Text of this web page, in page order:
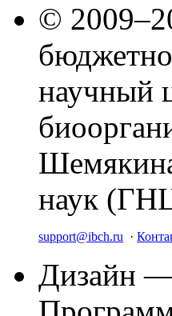
©
научный
наук
support@ibch.ru ·
Дизайн